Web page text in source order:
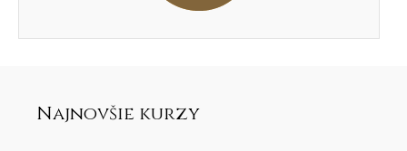
Najnovšie kurzy